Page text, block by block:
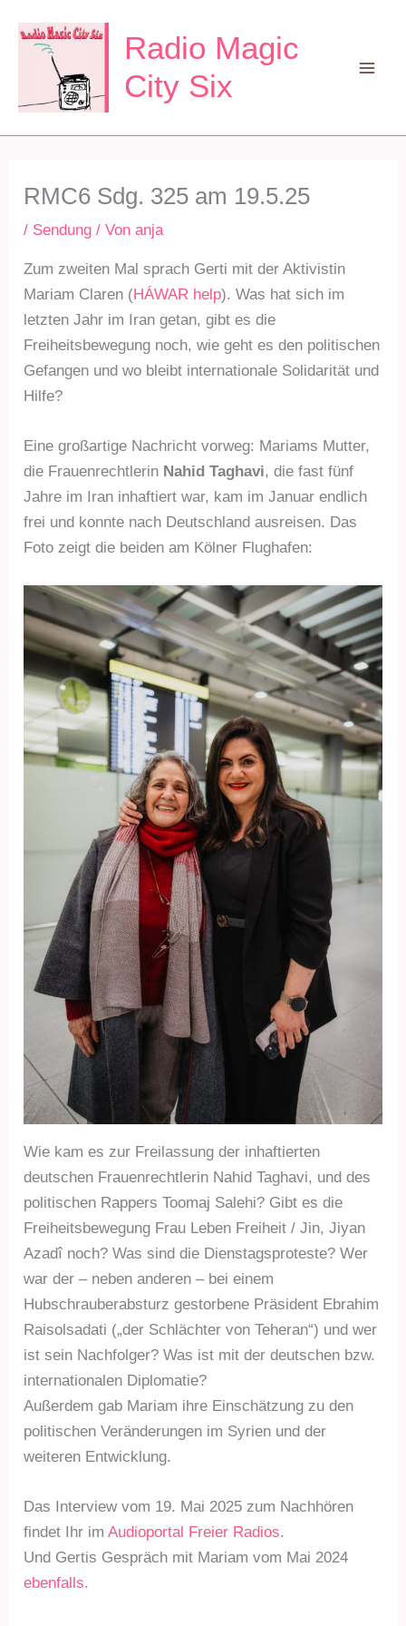
Inhalt
springen
Radio Magic
City Six
RMC6 Sdg. 325 am 19.5.25
/ Sendung / Vonanja
Zum zweiten Mal sprach Gerti mit der Aktivistin
Mariam Claren (HÁWAR help). Was hat sich im
letzten Jahr im Iran getan, gibt es die
Freiheitsbewegung noch, wie geht es den politischen
Gefangen und wo bleibt internationale Solidarität und
Hilfe?
Eine großartige Nachricht vorweg: Mariams Mutter,
die Frauenrechtlerin Nahid Taghavi, die fast fünf
Jahre im Iran inhaftiert war, kam im Januar endlich
frei und konnte nach Deutschland ausreisen. Das
Foto zeigt die beiden am Kölner Flughafen:
Wie kam es zur Freilassung der inhaftierten
deutschen Frauenrechtlerin Nahid Taghavi, und des
politischen Rappers Toomaj Salehi? Gibt es die
Freiheitsbewegung Frau Leben Freiheit / Jin, Jiyan
Azadî noch? Was sind die Dienstagsproteste? Wer
war der – neben anderen – bei einem
Hubschrauberabsturz gestorbene Präsident Ebrahim
Raisolsadati („der Schlächter von Teheran“) und wer
ist sein Nachfolger? Was ist mit der deutschen bzw.
internationalen Diplomatie?
Außerdem gab Mariam ihre Einschätzung zu den
politischen Veränderungen im Syrien und der
weiteren Entwicklung.
Das Interview vom 19. Mai 2025 zum Nachhören
findet Ihr imAudioportal Freier Radios.
Und Gertis Gespräch mit Mariam vom Mai 2024
ebenfalls.